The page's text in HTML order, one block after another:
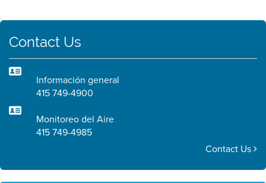
Contact Us
Información general
415 749-4900
Monitoreo del Aire
415 749-4985
Contact Us